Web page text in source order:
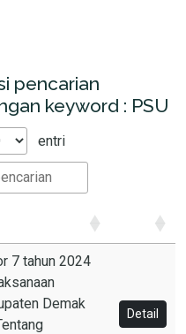
pencarian
keyword : PSU
entri
7 tahun 2024
Demak
Detail